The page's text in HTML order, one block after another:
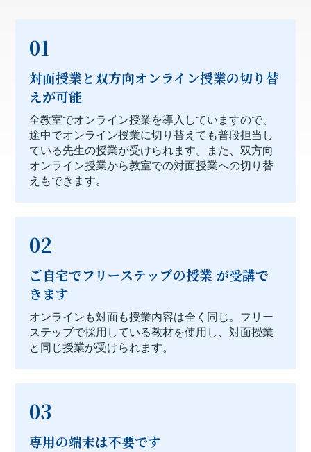
01
対面授業と双方向オンライン授業の切り替
えが可能
全教室でオンライン授業を導入していますので、
途中でオンライン授業に切り替えても普段担当し
ている先生の授業が受けられます。また、双方向
オンライン授業から教室での対面授業への切り替
えもできます。
02
ご自宅でフリーステップの授業 が受講で
きます
オンラインも対面も授業内容は全く同じ。フリー
ステッブで採用している教材を使用し、対面授業
と同じ授業が受けられます。
03
専用の端末は不要です